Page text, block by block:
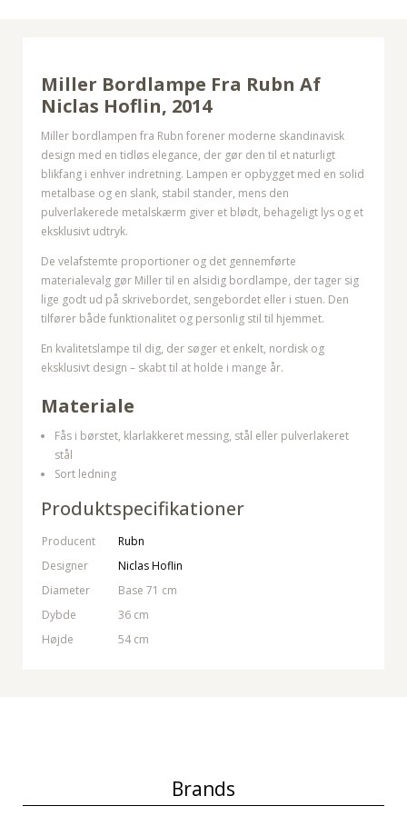
Miller Bordlampe Fra Rubn Af
Niclas Hoflin, 2014
Miller bordlampen fra Rubn forener moderne skandinavisk
design med en tidløs elegance, der gør den til et naturligt
blikfang i enhver indretning. Lampen er opbygget med en solid
metalbase og en slank, stabil stander, mens den
pulverlakerede metalskærm giver et blødt, behageligt lys og et
eksklusivt udtryk.
De velafstemte proportioner og det gennemførte
materialevalg gør Miller til en alsidig bordlampe, der tager sig
lige godt ud på skrivebordet, sengebordet eller i stuen. Den
tilfører både funktionalitet og personlig stil til hjemmet.
En kvalitetslampe til dig, der søger et enkelt, nordisk og
eksklusivt design – skabt til at holde i mange år.
Materiale
Fås i børstet, klarlakkeret messing, stål eller pulverlakeret
stål
Sort ledning
Produktspecifikationer
Producent
Rubn
Designer
Niclas Hoflin
Diameter
Base 71 cm
Dybde
36 cm
Højde
54 cm
Brands